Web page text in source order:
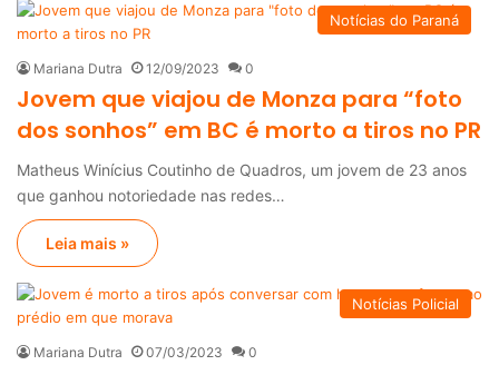
Notícias do Paraná
Mariana Dutra 12/09/2023 0
Jovem que viajou de Monza para “foto
dos sonhos” em BC é morto a tiros no PR
Matheus Winícius Coutinho de Quadros, um jovem de 23 anos
que ganhou notoriedade nas redes…
Leia mais »
Notícias Policial
Mariana Dutra 07/03/2023 0